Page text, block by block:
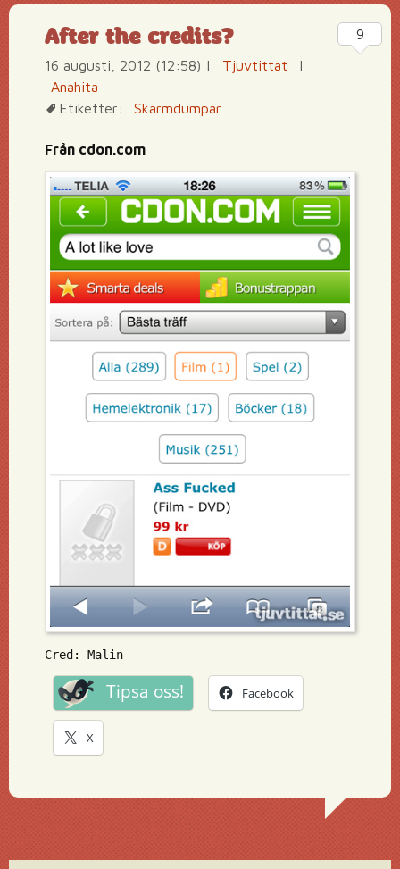
After the credits?
16 augusti, 2012 (12:58) | Tjuvtittat
|
Anahita
Etiketter:
Skärmdumpar
Från cdon.com
Cred: Malin
Tipsa oss! Facebook
X
9